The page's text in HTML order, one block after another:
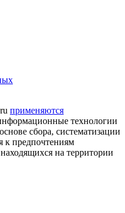
применяются
технологии
сбора, систематизации
к предпочтениям
на территории